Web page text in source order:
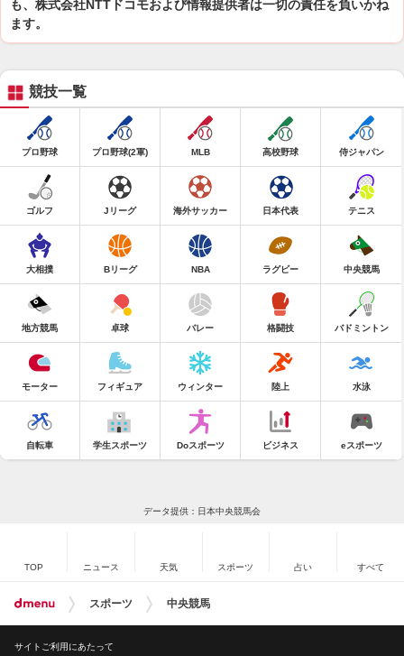
も、株式会社NTTドコモおよび情報提供者は一切の責任を負いかね
ます。
競技一覧
プロ野球 プロ野球(2軍) MLB 高校野球 侍ジャパン
ゴルフ Jリーグ 海外サッカー 日本代表 テニス
大相撲 Bリーグ NBA ラグビー 中央競馬
地方競馬 卓球 バレー 格闘技 バドミントン
モーター フィギュア ウィンター 陸上 水泳
自転車 学生スポーツ Doスポーツ ビジネス eスポーツ
データ提供：日本中央競馬会
TOP ニュース 天気 スポーツ 占い すべて
スポーツ 中央競馬
サイトご利用にあたって